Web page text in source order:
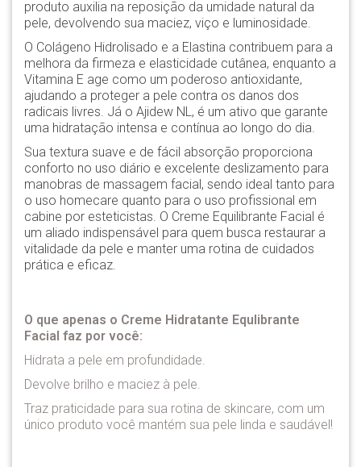
produto auxilia na reposição da umidade natural da
pele, devolvendo sua maciez, viço e luminosidade.
O Colágeno Hidrolisado e a Elastina contribuem para a
melhora da firmeza e elasticidade cutânea, enquanto a
Vitamina E age como um poderoso antioxidante,
ajudando a proteger a pele contra os danos dos
radicais livres. Já o Ajidew NL, é um ativo que garante
uma hidratação intensa e contínua ao longo do dia.
Sua textura suave e de fácil absorção proporciona
conforto no uso diário e excelente deslizamento para
manobras de massagem facial, sendo ideal tanto para
o uso homecare quanto para o uso profissional em
cabine por esteticistas. O Creme Equilibrante Facial é
um aliado indispensável para quem busca restaurar a
vitalidade da pele e manter uma rotina de cuidados
prática e eficaz.
O que apenas o Creme Hidratante Equlibrante
Facial faz por você:
Hidrata a pele em profundidade.
Devolve brilho e maciez à pele.
Traz praticidade para sua rotina de skincare, com um
único produto você mantém sua pele linda e saudável!